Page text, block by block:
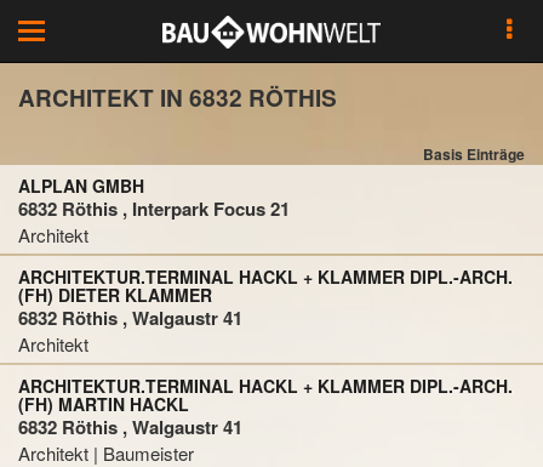
Toggle
navigation
ARCHITEKT IN 6832 RÖTHIS
Basis Einträge
ALPLAN GMBH
6832 Röthis , Interpark Focus 21
Architekt
ARCHITEKTUR.TERMINAL HACKL + KLAMMER DIPL.-ARCH.
(FH) DIETER KLAMMER
6832 Röthis , Walgaustr 41
Architekt
ARCHITEKTUR.TERMINAL HACKL + KLAMMER DIPL.-ARCH.
(FH) MARTIN HACKL
6832 Röthis , Walgaustr 41
Architekt | Baumeister